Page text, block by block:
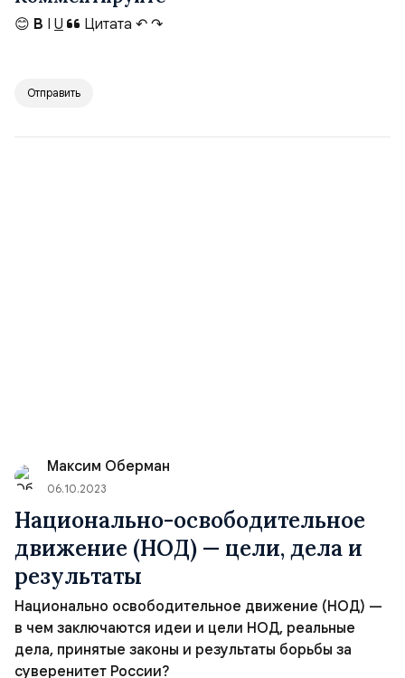
😊 B I U Цитата ↶ ↷
Отправить
Максим Оберман
06.10.2023
Национально-освободительное
движение (НОД) — цели, дела и
результаты
Национально освободительное движение (НОД) —
в чем заключаются идеи и цели НОД, реальные
дела, принятые законы и результаты борьбы за
суверенитет России?